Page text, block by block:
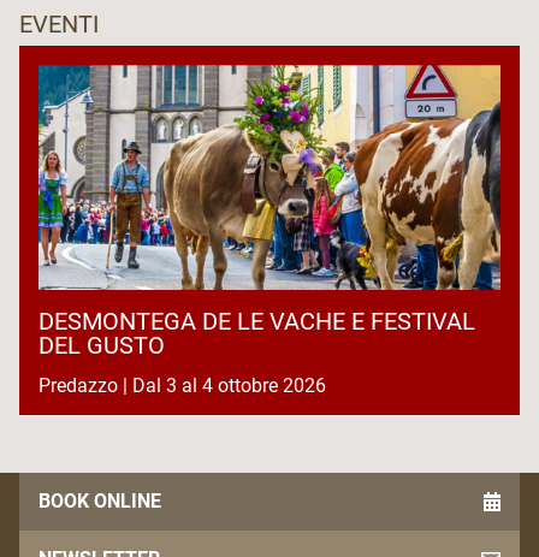
EVENTI
DESMONTEGA DE LE VACHE E FESTIVAL
DEL GUSTO
Predazzo | Dal 3 al 4 ottobre 2026
BOOK ONLINE